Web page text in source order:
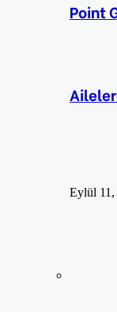
Point
Eylül 11,